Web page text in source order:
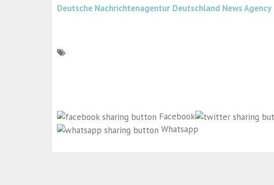
Deutsche Nachrichtenagentur Deutschland News Agency
Facebook
Whatsapp